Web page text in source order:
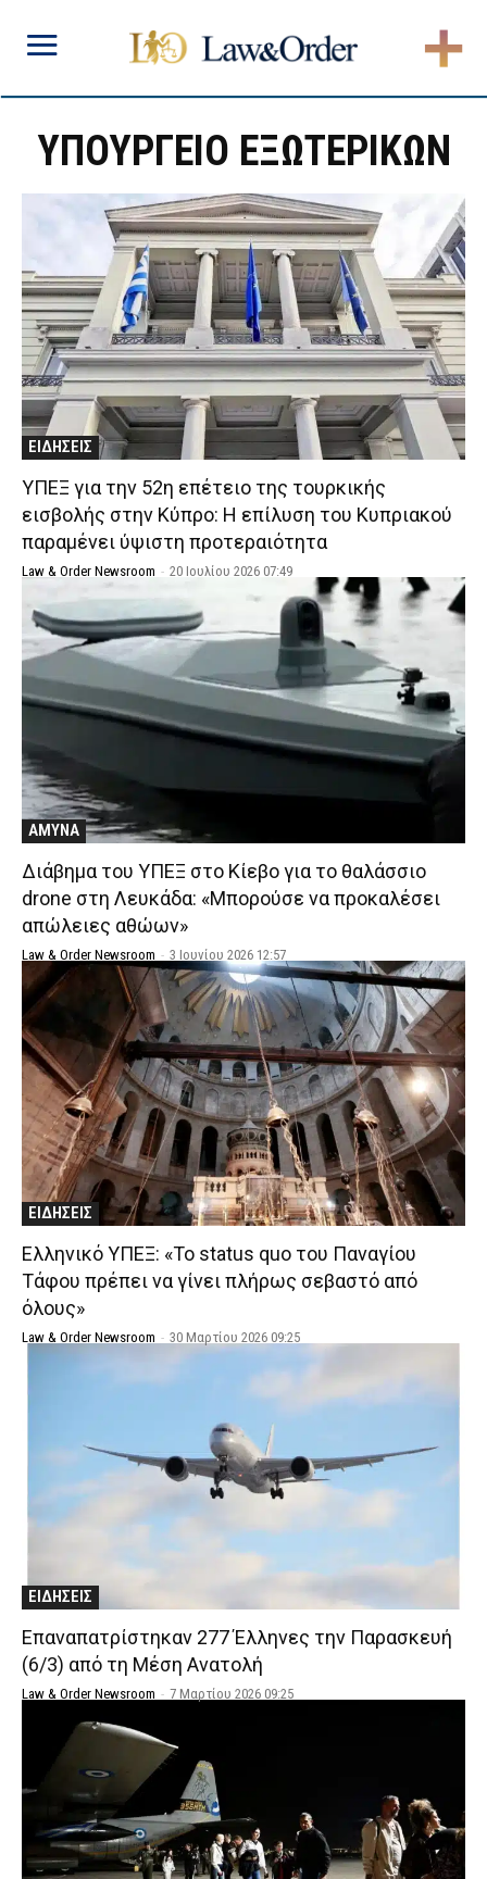
ΥΠΟΥΡΓΕΙΟ ΕΞΩΤΕΡΙΚΩΝ
ΕΙΔΗΣΕΙΣ
ΥΠΕΞ για την 52η επέτειο της τουρκικής
εισβολής στην Κύπρο: Η επίλυση του Κυπριακού
παραμένει ύψιστη προτεραιότητα
Law & Order Newsroom - 20 Ιουλίου 2026 07:49
ΑΜΥΝΑ
Διάβημα του ΥΠΕΞ στο Κίεβο για το θαλάσσιο
drone στη Λευκάδα: «Μπορούσε να προκαλέσει
απώλειες αθώων»
Law & Order Newsroom - 3 Ιουνίου 2026 12:57
ΕΙΔΗΣΕΙΣ
Ελληνικό ΥΠΕΞ: «Το status quo του Παναγίου
Τάφου πρέπει να γίνει πλήρως σεβαστό από
όλους»
Law & Order Newsroom - 30 Μαρτίου 2026 09:25
ΕΙΔΗΣΕΙΣ
Επαναπατρίστηκαν 277 Έλληνες την Παρασκευή
(6/3) από τη Μέση Ανατολή
Law & Order Newsroom - 7 Μαρτίου 2026 09:25